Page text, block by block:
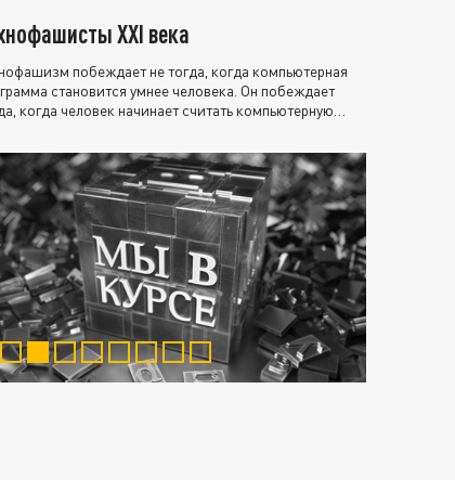
XXI века
побеждает не тогда, когда компьютерная
становится умнее человека. Он побеждает
когда человек начинает считать компьютерную